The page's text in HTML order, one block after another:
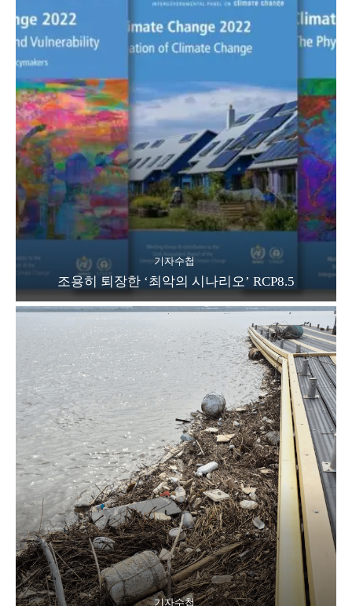
기자수첩
조용히 퇴장한 ‘최악의 시나리오’ RCP8.5
기자수첩